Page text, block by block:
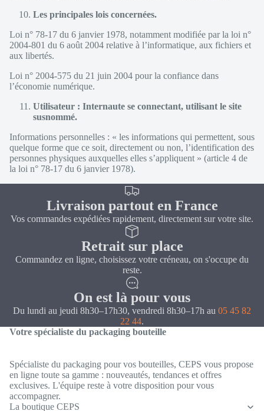
Les principales lois concernées.
Loi n° 78-17 du 6 janvier 1978, notamment modifiée par la loi n°
2004-801 du 6 août 2004 relative à l’informatique, aux fichiers et
aux libertés.
Loi n° 2004-575 du 21 juin 2004 pour la confiance dans
l’économie numérique.
Utilisateur : Internaute se connectant, utilisant le site
susnommé.
Informations personnelles : « les informations qui permettent, sous
quelque forme que ce soit, directement ou non, l’identification des
personnes physiques auxquelles elles s’appliquent » (article 4 de
la loi n° 78-17 du 6 janvier 1978).
Livraison partout en France
Vos commandes expédiées rapidement, directement sur votre site.
Retrait sur place
Commandez en ligne, choisissez votre créneau, on s'occupe du
reste.
On est là pour vous
Du lundi au jeudi 8h30–17h30, vendredi 8h30–17h au 05 45 82
22 44.
Votre spécialiste du packaging bouteille
Spécialiste du packaging pour vos bouteilles, CEPS vous propose
en ligne toute sa gamme : nouveautés, tendances et offres
exclusives. L'équipe reste à votre disposition pour vous
accompagner.
La boutique CEPS
Politique de confidentialité
Coordonnées